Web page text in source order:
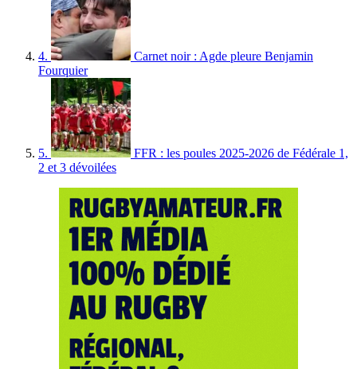
4.
Carnet noir : Agde pleure Benjamin
Fourquier
5.
FFR : les poules 2025-2026 de Fédérale 1,
2 et 3 dévoilées